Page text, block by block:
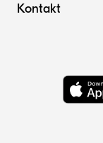
Kontakt